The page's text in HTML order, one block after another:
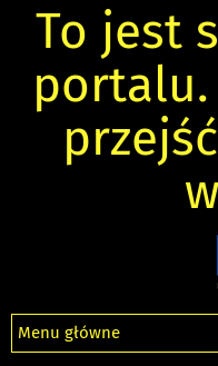
To jest
Menu główne